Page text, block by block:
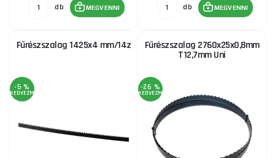
db MEGVENNI db MEGVENNI
Fűrészszalag 1425x4 mm/14z
-5 %
KEDVEZMÉNY
Fűrészszalag 2760x25x0,8mm
T12,7mm Uni
-26 %
KEDVEZMÉNY